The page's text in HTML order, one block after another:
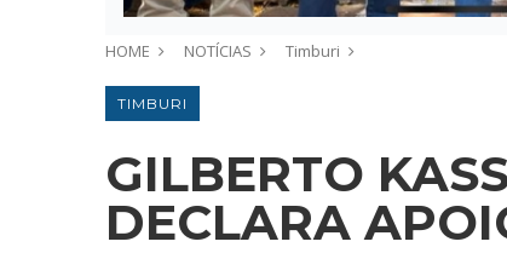
HOME NOTÍCIAS Timburi
TIMBURI
GILBERTO
DECLARA